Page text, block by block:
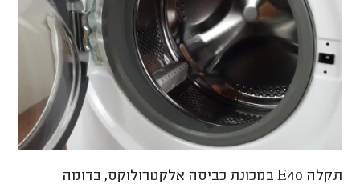
תקלה E40 במכונת כביסה אלקטרולוקס, בדומה